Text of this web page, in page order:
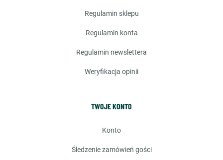
regulamin sklepu
regulamin konta
regulamin newslettera
weryfikacja opinii
TWOJE KONTO
konto
śledzenie zamówień gości